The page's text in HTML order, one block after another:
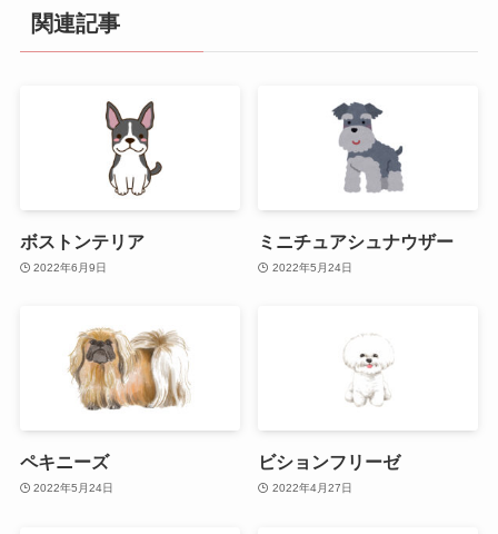
関連記事
ボストンテリア
2022年6月9日
ミニチュアシュナウザー
2022年5月24日
ペキニーズ
2022年5月24日
ビションフリーゼ
2022年4月27日